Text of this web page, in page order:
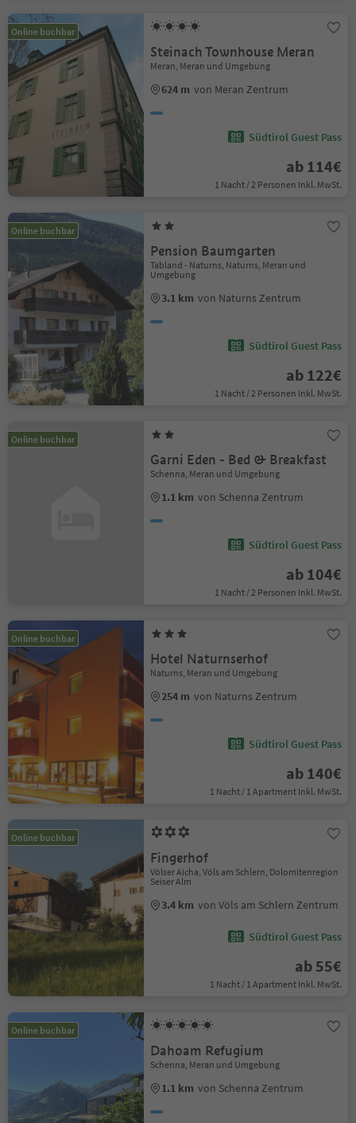
Online buchbar
Steinach Townhouse Meran
Meran, Meran und Umgebung
624 m von Meran Zentrum
Südtirol Guest Pass
ab 114€
1 Nacht / 2 Personen Inkl. MwSt.
Online buchbar
Pension Baumgarten
Tabland - Naturns, Naturns, Meran und
Umgebung
3.1 km von Naturns Zentrum
Südtirol Guest Pass
ab 122€
1 Nacht / 2 Personen Inkl. MwSt.
Online buchbar
Garni Eden - Bed & Breakfast
Schenna, Meran und Umgebung
1.1 km von Schenna Zentrum
Südtirol Guest Pass
ab 104€
1 Nacht / 2 Personen Inkl. MwSt.
Online buchbar
Hotel Naturnserhof
Naturns, Meran und Umgebung
254 m von Naturns Zentrum
Südtirol Guest Pass
ab 140€
1 Nacht / 1 Apartment Inkl. MwSt.
Online buchbar
Fingerhof
Völser Aicha, Völs am Schlern, Dolomitenregion
Seiser Alm
3.4 km von Völs am Schlern Zentrum
Südtirol Guest Pass
ab 55€
1 Nacht / 1 Apartment Inkl. MwSt.
Online buchbar
Dahoam Refugium
Schenna, Meran und Umgebung
1.1 km von Schenna Zentrum